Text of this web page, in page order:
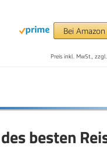
Bei
Preis inkl. MwSt.,
besten